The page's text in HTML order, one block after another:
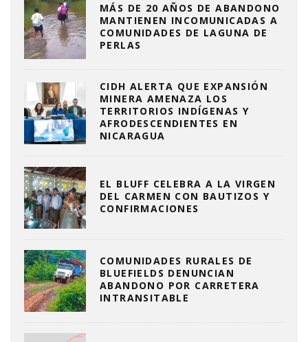
MÁS DE 20 AÑOS DE ABANDONO
MANTIENEN INCOMUNICADAS A
COMUNIDADES DE LAGUNA DE
PERLAS
CIDH ALERTA QUE EXPANSIÓN
MINERA AMENAZA LOS
TERRITORIOS INDÍGENAS Y
AFRODESCENDIENTES EN
NICARAGUA
EL BLUFF CELEBRA A LA VIRGEN
DEL CARMEN CON BAUTIZOS Y
CONFIRMACIONES
COMUNIDADES RURALES DE
BLUEFIELDS DENUNCIAN
ABANDONO POR CARRETERA
INTRANSITABLE